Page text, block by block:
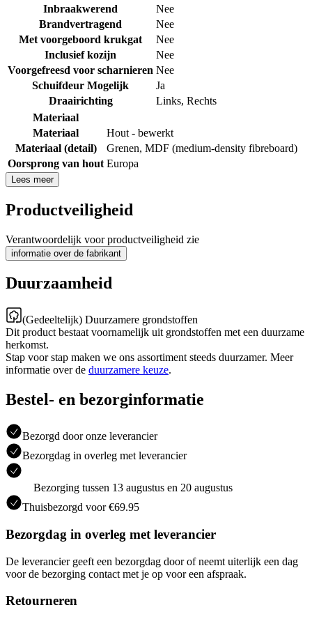
Inbraakwerend
Nee
Brandvertragend
Nee
Met voorgeboord krukgat
Nee
Inclusief kozijn
Nee
Voorgefreesd voor scharnieren Nee
Schuifdeur Mogelijk
Ja
Draairichting
Links, Rechts
Materiaal
Materiaal
Hout - bewerkt
Materiaal (detail)
Grenen, MDF (medium-density fibreboard)
Oorsprong van hout Europa
Lees meer
Productveiligheid
Verantwoordelijk voor productveiligheid zie
informatie over de fabrikant
Duurzaamheid
(Gedeeltelijk) Duurzamere grondstoffen
Dit product bestaat voornamelijk uit grondstoffen met een duurzame
herkomst.
Stap voor stap maken we ons assortiment steeds duurzamer. Meer
informatie over de duurzamere keuze.
Bestel- en bezorginformatie
Bezorgd door onze leverancier
Bezorgdag in overleg met leverancier
Bezorging tussen 13 augustus en 20 augustus
Thuisbezorgd voor €69.95
Bezorgdag in overleg met leverancier
De leverancier geeft een bezorgdag door of neemt uiterlijk een dag
voor de bezorging contact met je op voor een afspraak.
Retourneren